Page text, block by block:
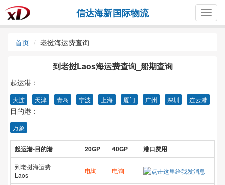
信达海新国际物流
首页 老挝海运费查询
到老挝Laos海运费查询_船期查询
起运港：
大连 天津 青岛 宁波 上海 厦门 广州 深圳 连云港
目的港：
万象
起运港-目的港 20GP 40GP 港口费用
到老挝海运费
Laos
电询 电询